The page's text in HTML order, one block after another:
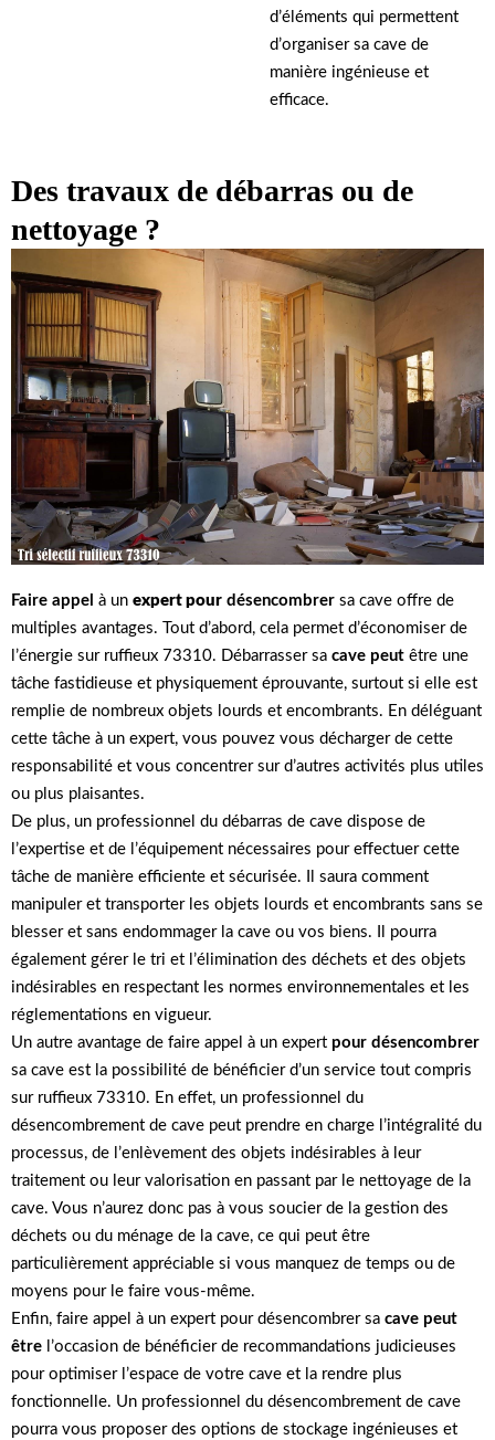
d’éléments qui permettent
d’organiser sa cave de
manière ingénieuse et
efficace.
Des travaux de débarras ou de
nettoyage ?
Faire appel à un expert pour désencombrer sa cave offre de
multiples avantages. Tout d’abord, cela permet d’économiser de
l’énergie sur ruffieux 73310. Débarrasser sa cave peut être une
tâche fastidieuse et physiquement éprouvante, surtout si elle est
remplie de nombreux objets lourds et encombrants. En déléguant
cette tâche à un expert, vous pouvez vous décharger de cette
responsabilité et vous concentrer sur d’autres activités plus utiles
ou plus plaisantes.
De plus, un professionnel du débarras de cave dispose de
l’expertise et de l’équipement nécessaires pour effectuer cette
tâche de manière efficiente et sécurisée. Il saura comment
manipuler et transporter les objets lourds et encombrants sans se
blesser et sans endommager la cave ou vos biens. Il pourra
également gérer le tri et l’élimination des déchets et des objets
indésirables en respectant les normes environnementales et les
réglementations en vigueur.
Un autre avantage de faire appel à un expert pour désencombrer
sa cave est la possibilité de bénéficier d’un service tout compris
sur ruffieux 73310. En effet, un professionnel du
désencombrement de cave peut prendre en charge l’intégralité du
processus, de l’enlèvement des objets indésirables à leur
traitement ou leur valorisation en passant par le nettoyage de la
cave. Vous n’aurez donc pas à vous soucier de la gestion des
déchets ou du ménage de la cave, ce qui peut être
particulièrement appréciable si vous manquez de temps ou de
moyens pour le faire vous-même.
Enfin, faire appel à un expert pour désencombrer sa cave peut
être l’occasion de bénéficier de recommandations judicieuses
pour optimiser l’espace de votre cave et la rendre plus
fonctionnelle. Un professionnel du désencombrement de cave
pourra vous proposer des options de stockage ingénieuses et